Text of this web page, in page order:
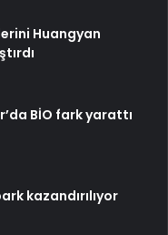
Huangyan
BİO fark yarattı
kazandırılıyor